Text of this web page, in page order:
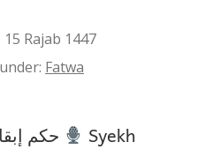
Rajab 1447
Fatwa
Syekh